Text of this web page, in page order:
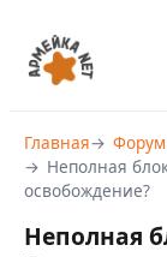
Главная
Неполная
освобождение?
Неполная